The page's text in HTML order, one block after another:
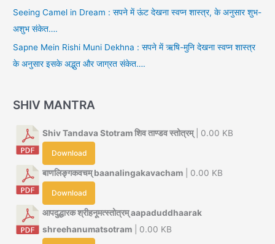
Seeing Camel in Dream : सपने में ऊंट देखना स्वप्न शास्त्र, के अनुसार शुभ-
अशुभ संकेत….
Sapne Mein Rishi Muni Dekhna : सपने में ऋषि-मुनि देखना स्वप्न शास्त्र
के अनुसार इसके अद्भुत और जाग्रत संकेत….
SHIV MANTRA
Shiv Tandava Stotram शिव ताण्डव स्तोत्रम्| 0.00 KB
Download
बाणलिङ्गकवचम् baanalingakavacham | 0.00 KB
Download
आपदुद्धारक श्रीहनूमत्स्तोत्रम् aapaduddhaarak
shreehanumatsotram | 0.00 KB